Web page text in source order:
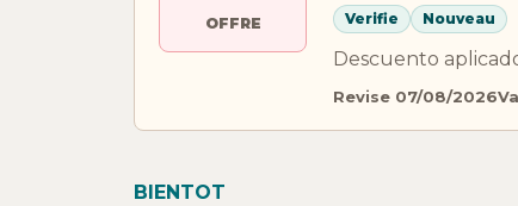
OFFRE Verifie Nouveau
Descuento
Revise 07/08/2026
BIENTOT